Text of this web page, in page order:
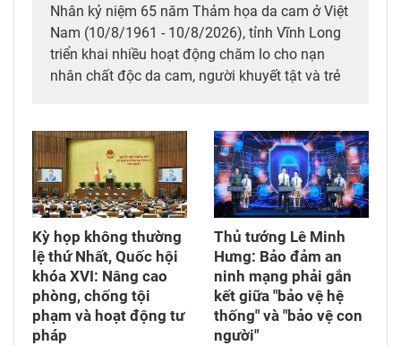
Nhân kỷ niệm 65 năm Thảm họa da cam ở Việt
Nam (10/8/1961 - 10/8/2026), tỉnh Vĩnh Long
triển khai nhiều hoạt động chăm lo cho nạn
nhân chất độc da cam, người khuyết tật và trẻ
da cam, góp phần bảo đảm an sinh xã hội.
Kỳ họp không thường
lệ thứ Nhất, Quốc hội
khóa XVI: Nâng cao
phòng, chống tội
phạm và hoạt động tư
pháp
Thủ tướng Lê Minh
Hưng: Bảo đảm an
ninh mạng phải gắn
kết giữa "bảo vệ hệ
thống" và "bảo vệ con
người"